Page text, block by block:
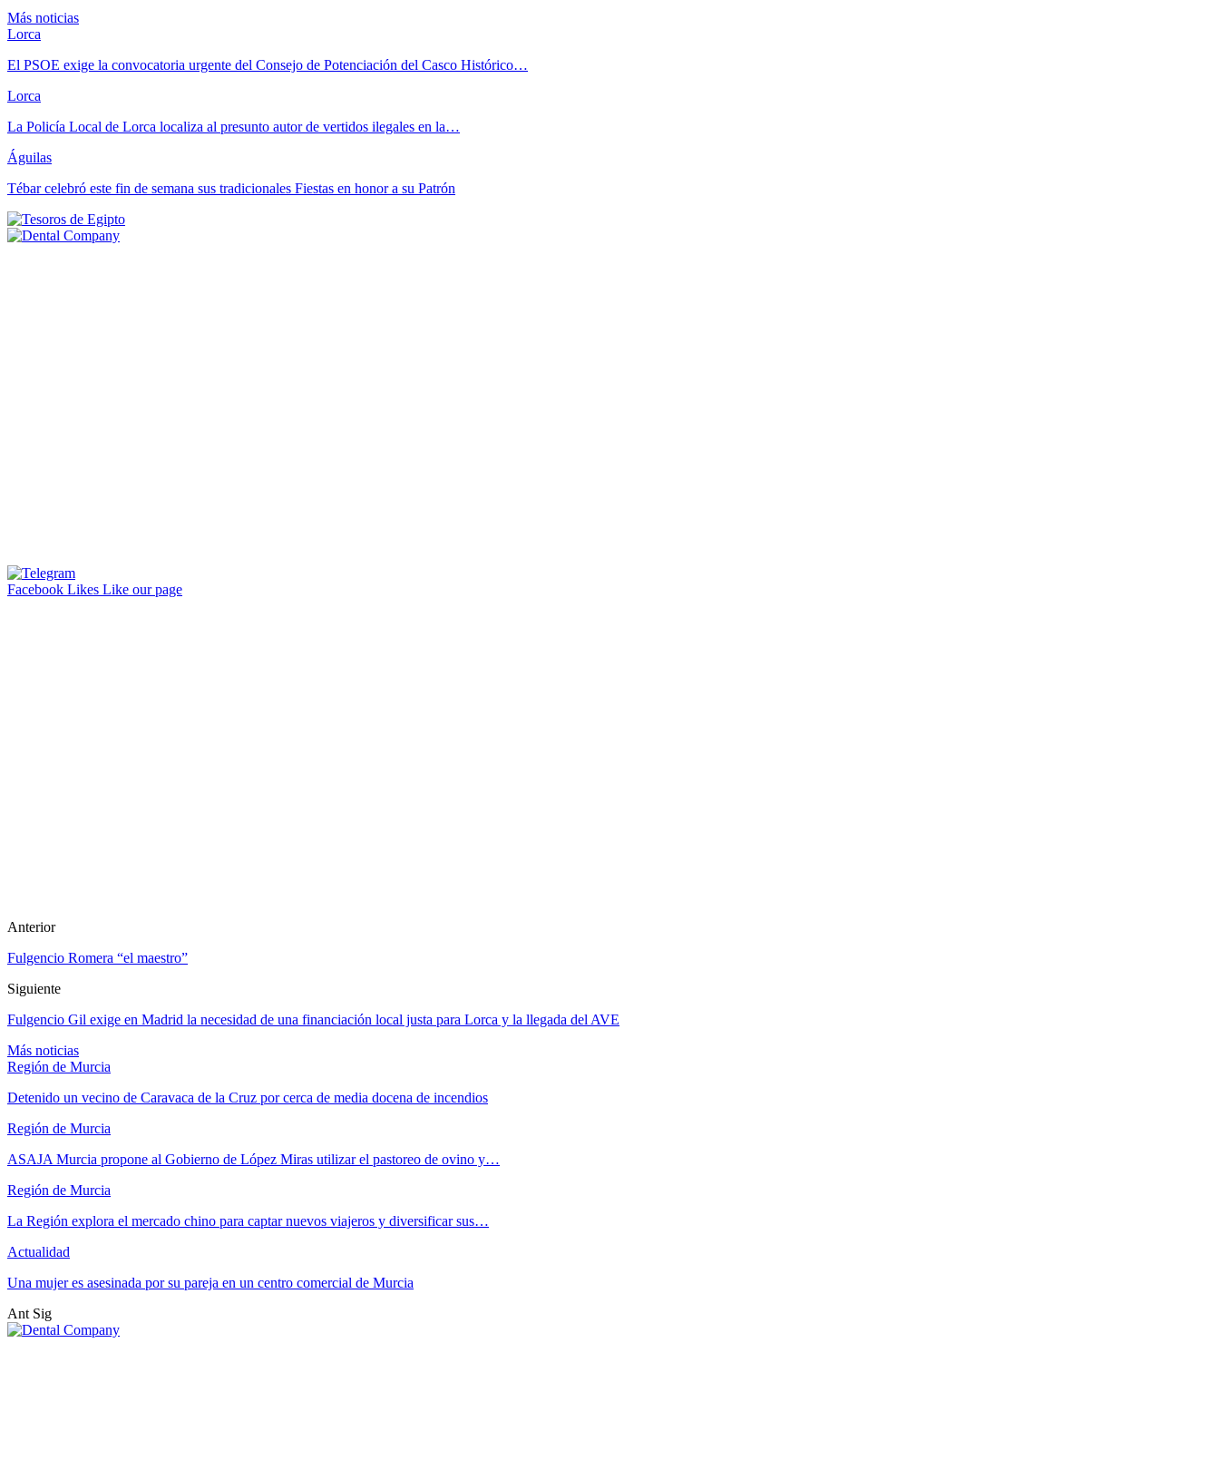
Más noticias
Lorca
El PSOE exige la convocatoria urgente del Consejo de Potenciación del Casco Histórico…
Lorca
La Policía Local de Lorca localiza al presunto autor de vertidos ilegales en la…
Águilas
Tébar celebró este fin de semana sus tradicionales Fiestas en honor a su Patrón
Facebook Likes Like our page
Anterior
Fulgencio Romera “el maestro”
Siguiente
Fulgencio Gil exige en Madrid la necesidad de una financiación local justa para Lorca y la llegada del AVE
Más noticias
Región de Murcia
Detenido un vecino de Caravaca de la Cruz por cerca de media docena de incendios
Región de Murcia
ASAJA Murcia propone al Gobierno de López Miras utilizar el pastoreo de ovino y…
Región de Murcia
La Región explora el mercado chino para captar nuevos viajeros y diversificar sus…
Actualidad
Una mujer es asesinada por su pareja en un centro comercial de Murcia
Ant Sig